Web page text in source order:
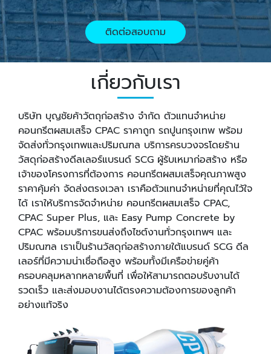
ติดต่อสอบถาม
เกี่ยวกับเรา
บริษัท บุญชัยค้าวัตถุก่อสร้าง จำกัด ตัวแทนจำหน่าย
คอนกรีตผสมเสร็จ CPAC ราคาถูก รถปูนกรุงเทพ พร้อม
จัดส่งทั่วกรุงเทพและปริมณฑล บริการครบวงจรโดยร้าน
วัสดุก่อสร้างดีลเลอร์แบรนด์ SCG ผู้รับเหมาก่อสร้าง หรือ
เจ้าของโครงการที่ต้องการ คอนกรีตผสมเสร็จคุณภาพสูง
ราคาคุ้มค่า จัดส่งตรงเวลา เราคือตัวแทนจำหน่ายที่คุณไว้ใจ
ได้ เราให้บริการจัดจำหน่าย คอนกรีตผสมเสร็จ CPAC,
CPAC Super Plus, และ Easy Pump Concrete by
CPAC พร้อมบริการขนส่งถึงไซต์งานทั่วกรุงเทพฯ และ
ปริมณฑล เราเป็นร้านวัสดุก่อสร้างภายใต้แบรนด์ SCG ดีล
เลอร์ที่มีความน่าเชื่อถือสูง พร้อมทั้งมีเครือข่ายคู่ค้า
ครอบคลุมหลากหลายพื้นที่ เพื่อให้สามารถตอบรับงานได้
รวดเร็ว และส่งมอบงานได้ตรงความต้องการของลูกค้า
อย่างแท้จริง